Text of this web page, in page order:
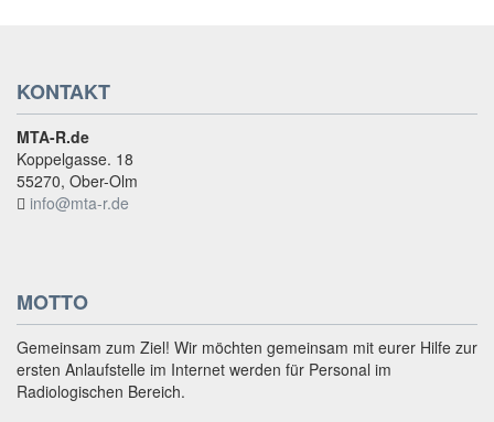
KONTAKT
MTA-R.de
Koppelgasse. 18
55270, Ober-Olm
info@mta-r.de
MOTTO
Gemeinsam zum Ziel! Wir möchten gemeinsam mit eurer Hilfe zur
ersten Anlaufstelle im Internet werden für Personal im
Radiologischen Bereich.